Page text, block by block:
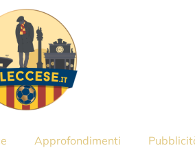
Approfondimenti